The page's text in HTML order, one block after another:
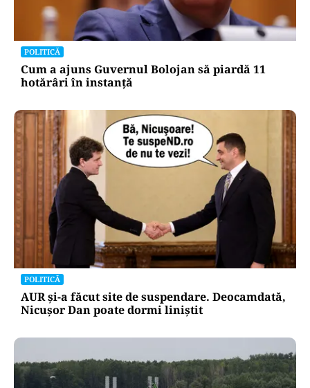
POLITICĂ
Cum a ajuns Guvernul Bolojan să piardă 11
hotărâri în instanță
POLITICĂ
AUR și-a făcut site de suspendare. Deocamdată,
Nicușor Dan poate dormi liniștit